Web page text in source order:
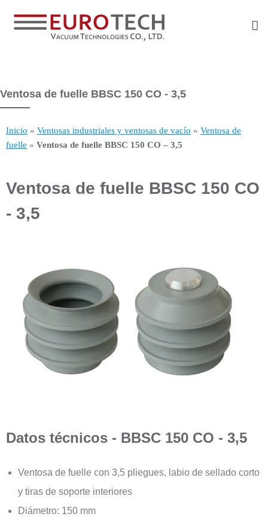
Ventosa de fuelle BBSC 150 CO - 3,5
Inicio » Ventosas industriales y ventosas de vacío » Ventosa de
fuelle » Ventosa de fuelle BBSC 150 CO – 3,5
Ventosa de fuelle BBSC 150 CO
- 3,5
Datos técnicos - BBSC 150 CO - 3,5
Ventosa de fuelle con 3,5 pliegues, labio de sellado corto
y tiras de soporte interiores
Diámetro: 150 mm